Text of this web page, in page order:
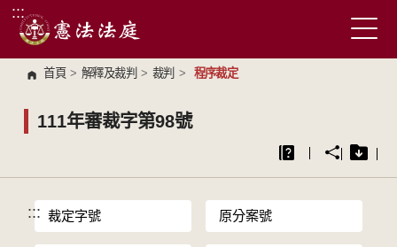
跳到主要內容區塊
:::
首頁 > 解釋及裁判 > 裁判 > 程序裁定
111年審裁字第98號
::: 裁定字號 原分案號